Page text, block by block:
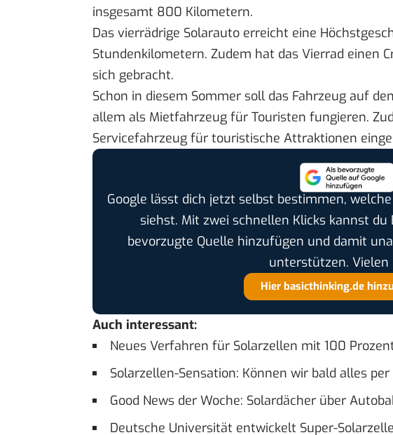
insgesamt 800 Kilometern.
Das vierrädrige Solarauto erreicht eine
Stundenkilometern. Zudem hat das Vierrad einen
sich gebracht.
Schon in diesem Sommer soll das Fahrzeug auf
allem als Mietfahrzeug für Touristen fungieren.
Servicefahrzeug für touristische Attraktionen
Google lässt dich jetzt selbst bestimmen,
siehst. Mit zwei schnellen Klicks kannst du
bevorzugte Quelle hinzufügen und damit
unterstützen. Vielen
Hier basicthinking.de
Auch interessant:
Neues Verfahren für Solarzellen mit 100
Solarzellen-Sensation: Können wir bald alles
Good News der Woche: Solardächer über
Deutsche Universität entwickelt Super-